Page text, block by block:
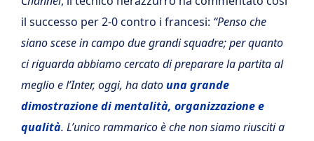
il successo per 2-0 contro i francesi: “Penso che
siano scese in campo due grandi squadre; per quanto
ci riguarda abbiamo cercato di preparare la partita al
meglio e l’Inter, oggi, ha datounagrande
dimostrazione di mentalità, organizzazione e
qualità. L’unico rammarico è che non siamo riusciti a